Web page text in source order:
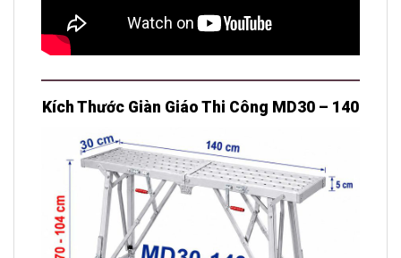
Kích Thước Giàn Giáo Thi Công MD30 – 140